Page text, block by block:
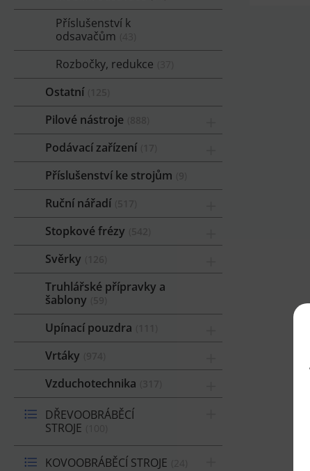
Příslušenství k
odsavačům
Rozbočky, redukce
Ostatní
Pilové nástroje
Podávací zařízení
Příslušenství ke strojům
Ruční nářadí
Stopkové frézy
Svěrky
Truhlářské přípravky a
šablony
Upínací pouzdra
Vrtáky
Vzduchotechnika
DŘEVOOBRÁBĚCÍ
STROJE
KOVOOBRÁBĚCÍ STROJE